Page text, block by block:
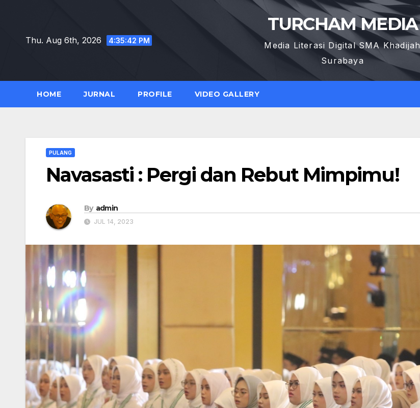
contentThu. Aug 6th, 2026 4:35:44 PM
TURCHAM MEDIA
Media Literasi Digital SMA Khadijah
Surabaya
HOME JURNAL PROFILE VIDEO GALLERY
PULANG
Navasasti : Pergi dan Rebut Mimpimu!
By admin
JUL 14, 2023